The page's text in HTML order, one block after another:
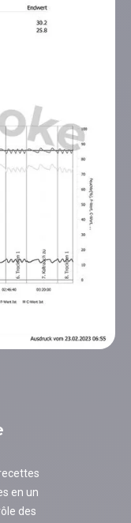
en un
des